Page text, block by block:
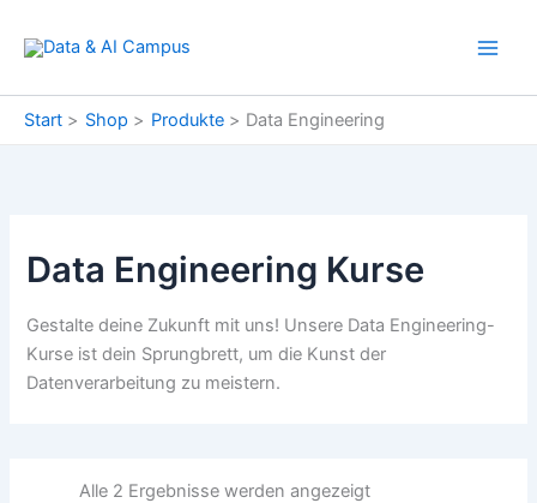
Inhalt
Start Shop Produkte Data Engineering
Data Engineering Kurse
Gestalte deine Zukunft mit uns! Unsere Data Engineering-
Kurse ist dein Sprungbrett, um die Kunst der
Datenverarbeitung zu meistern.
Alle 2 Ergebnisse werden angezeigt